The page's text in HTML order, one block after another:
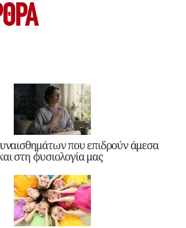
που επιδρούν άμεσα
στη φυσιολογία μας